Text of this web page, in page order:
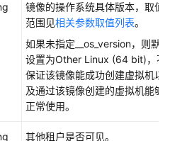
镜像的操作系统具体版本，取值
范围见相关参数取值列表。
如果未指定__os_version，则默认
设置为Other Linux (64 bit)，不
保证该镜像能成功创建虚拟机以
及通过该镜像创建的虚拟机能够
正常使用。
其他租户是否可见。